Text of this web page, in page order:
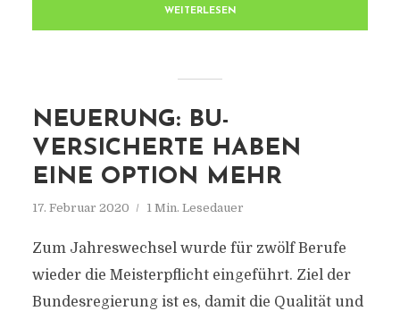
WEITERLESEN
NEUERUNG: BU-
VERSICHERTE HABEN
EINE OPTION MEHR
17. Februar 2020 1 Min. Lesedauer
Zum Jahreswechsel wurde für zwölf Berufe
wieder die Meisterpflicht eingeführt. Ziel der
Bundesregierung ist es, damit die Qualität und